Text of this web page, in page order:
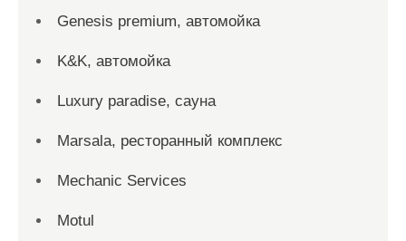
Genesis premium, автомойка
K&K, автомойка
Luxury paradise, сауна
Marsala, ресторанный комплекс
Mechanic Services
Motul